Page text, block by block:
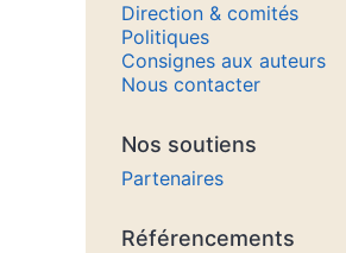
Direction & comités
Politiques
Consignes aux auteurs
Nous contacter
Nos soutiens
Partenaires
Référencements